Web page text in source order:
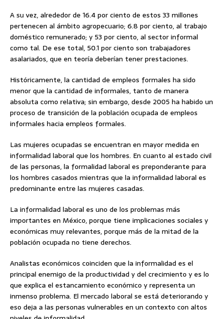
A su vez, alrededor de 16.4 por ciento de estos 33 millones
pertenecen al ámbito agropecuario; 6.8 por ciento, al trabajo
doméstico remunerado; y 53 por ciento, al sector informal
como tal. De ese total, 50.1 por ciento son trabajadores
asalariados, que en teoría deberían tener prestaciones.
Históricamente, la cantidad de empleos formales ha sido
menor que la cantidad de informales, tanto de manera
absoluta como relativa; sin embargo, desde 2005 ha habido un
proceso de transición de la población ocupada de empleos
informales hacia empleos formales.
Las mujeres ocupadas se encuentran en mayor medida en
informalidad laboral que los hombres. En cuanto al estado civil
de las personas, la formalidad laboral es preponderante para
los hombres casados mientras que la informalidad laboral es
predominante entre las mujeres casadas.
La informalidad laboral es uno de los problemas más
importantes en México, porque tiene implicaciones sociales y
económicas muy relevantes, porque más de la mitad de la
población ocupada no tiene derechos.
Analistas económicos coinciden que la informalidad es el
principal enemigo de la productividad y del crecimiento y es lo
que explica el estancamiento económico y representa un
inmenso problema. El mercado laboral se está deteriorando y
eso deja a las personas vulnerables en un contexto con altos